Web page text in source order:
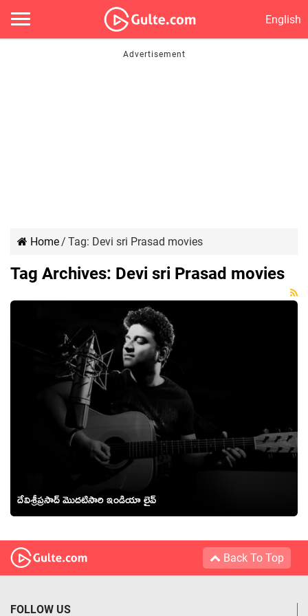
English
Home/ Tag: Devi sri Prasad movies
Tag Archives: Devi sri Prasad movies
దేవిశ్రీప్రసాద్ మొదటిసారి ఇండియా లైవ్
Back To Top
FOLLOW US